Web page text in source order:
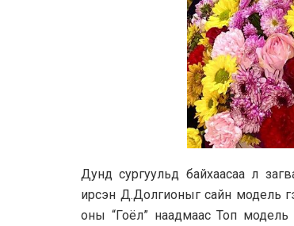
Дунд сургуульд байхаасаа л
ирсэн Д.Долгионыг сайн модель
оны “Гоёл” наадмаас Топ модель